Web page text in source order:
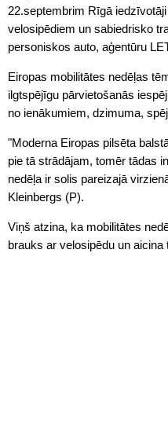
22.septembrim Rīgā
velosipēdiem un sabiedrisko
personiskos auto, aģentūru
Eiropas mobilitātes nedēļas
ilgtspējīgu pārvietošanās
no ienākumiem, dzimuma,
"Moderna Eiropas pilsēta
pie tā strādājam, tomēr tādas
nedēļa ir solis pareizajā
Kleinbergs (P).
Viņš atzina, ka mobilitātes
brauks ar velosipēdu un aicina